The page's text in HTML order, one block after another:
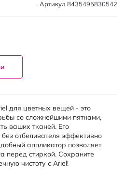
Артикул 8435495830542
для цветных вещей - это
со сложнейшими пятнами,
ваших тканей. Его
отбеливателя эффективно
аппликатор позволяет
перед стиркой. Сохраните
чистоту с Ariel!